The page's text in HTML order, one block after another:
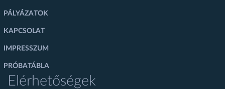
PÁLYÁZATOK
KAPCSOLAT
IMPRESSZUM
PRÓBATÁBLA
Elérhetőségek